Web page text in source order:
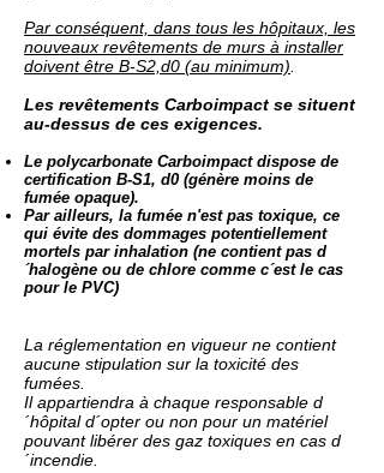
Par conséquent, dans tous les hôpitaux, les
nouveaux revêtements de murs à installer
doivent être B-S2,d0 (au minimum)
Les revêtements Carboimpact se situent
au-dessus de ces exigences.
Le polycarbonate Carboimpact dispose de
certification B-S1, d0 (génère moins de
fumée opaque).
Par ailleurs, la fumée n'est pas toxique, ce
qui évite des dommages potentiellement
mortels par inhalation (ne contient pas d
´halogène ou de chlore comme c´est le cas
pour le PVC)
La réglementation en vigueur ne contient
aucune stipulation sur la toxicité des
fumées.
Il appartiendra à chaque responsable d
´hôpital d´opter ou non pour un matériel
pouvant libérer des gaz toxiques en cas d
´incendie